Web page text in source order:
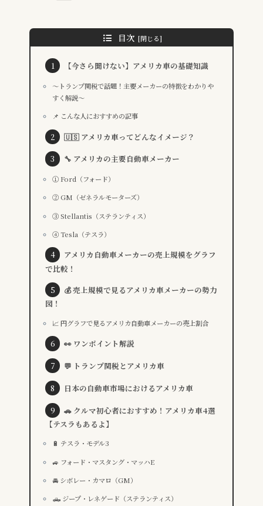
目次
【今さら聞けない】アメリカ車の基礎知識
～トランプ関税で話題！主要メーカーの特徴をわかりや
すく解説～
📌 こんな人におすすめの記事
🇺🇸 アメリカ車ってどんなイメージ？
🔧 アメリカの主要自動車メーカー
① Ford（フォード）
② GM（ゼネラルモーターズ）
③ Stellantis（ステランティス）
④ Tesla（テスラ）
アメリカ自動車メーカーの売上規模をグラフ
で比較！
💰 売上規模で見るアメリカ車メーカーの勢力
図！
📈 円グラフで見るアメリカ自動車メーカーの売上割合
👀 ワンポイント解説
💬 トランプ関税とアメリカ車
日本の自動車市場におけるアメリカ車
🚗 クルマ初心者におすすめ！アメリカ車4選
【テスラもあるよ】
🔋 テスラ・モデル3
🚙 フォード・マスタング・マッハE
🚘 シボレー・カマロ（GM）
🛻 ジープ・レネゲード（ステランティス）